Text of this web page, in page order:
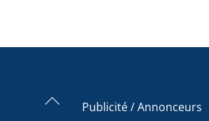
Back
Publicité / Annonceurs